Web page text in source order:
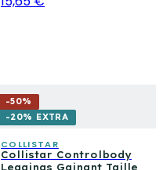
-50%
-20% EXTRA
COLLISTAR
Collistar Controlbody
Leggings Gainant Taille